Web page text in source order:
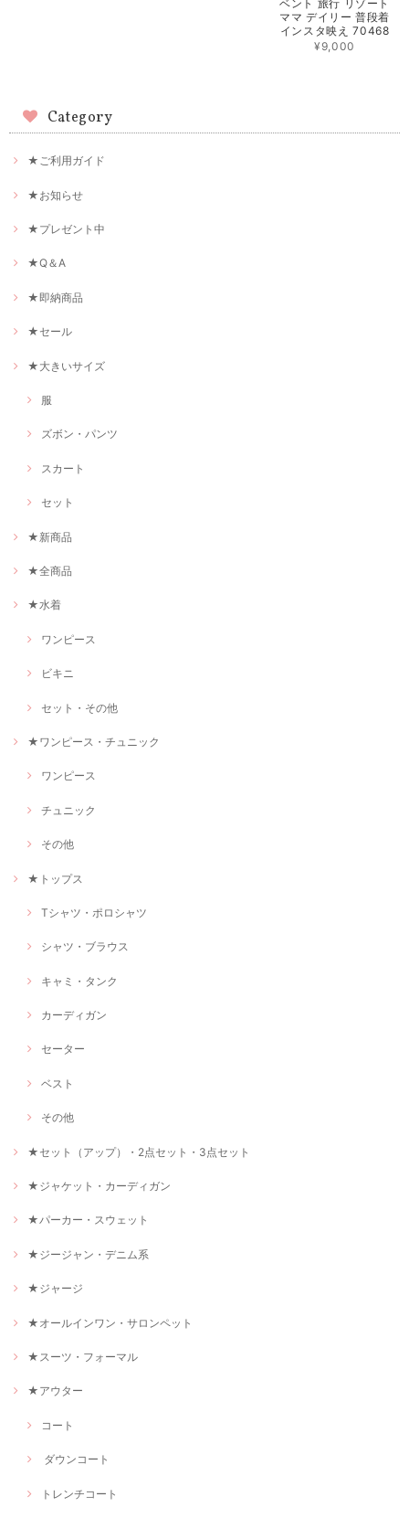
ベント 旅行 リゾート
ママ デイリー 普段着
インスタ映え 70468
¥9,000
Category
★ご利用ガイド
★お知らせ
★プレゼント中
★Q＆A
★即納商品
★セール
★大きいサイズ
服
ズボン・パンツ
スカート
セット
★新商品
★全商品
★水着
ワンピース
ビキニ
セット・その他
★ワンピース・チュニック
ワンピース
チュニック
その他
★トップス
Tシャツ・ポロシャツ
シャツ・ブラウス
キャミ・タンク
カーディガン
セーター
ベスト
その他
★セット（アップ）・2点セット・3点セット
★ジャケット・カーディガン
★パーカー・スウェット
★ジージャン・デニム系
★ジャージ
★オールインワン・サロンペット
★スーツ・フォーマル
★アウター
コート
ダウンコート
トレンチコート